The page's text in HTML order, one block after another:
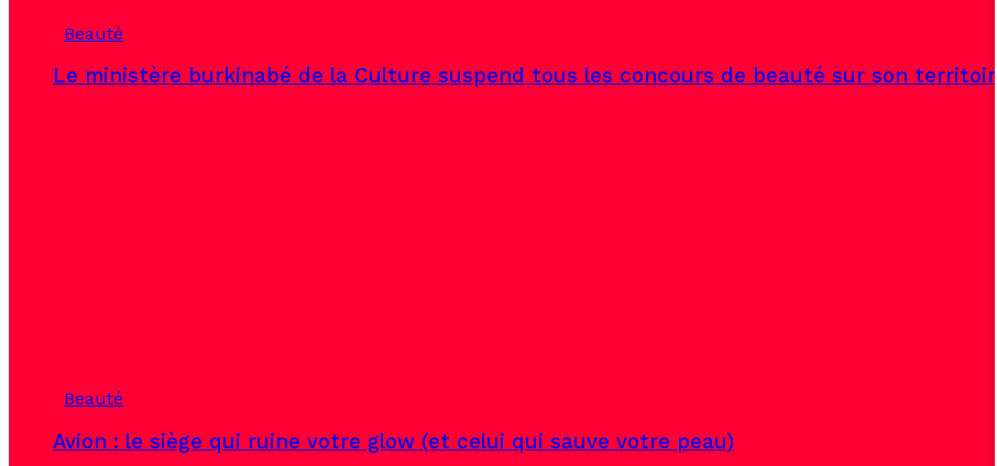
Beauté
Le ministère burkinabé de la Culture suspend tous les concours de beauté sur son territoire
Beauté
Avion : le siège qui ruine votre glow (et celui qui sauve votre peau)